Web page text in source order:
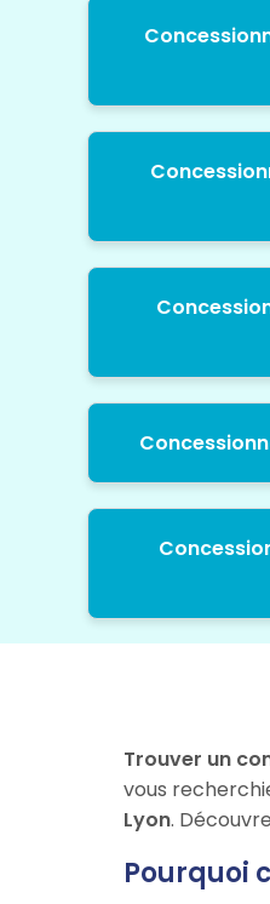
Trouver un
vous
Lyon.
Pourquoi